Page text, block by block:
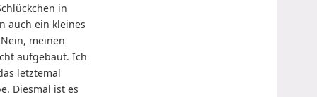
in
auch ein kleines
meinen
aufgebaut. Ich
letztemal
Diesmal ist es